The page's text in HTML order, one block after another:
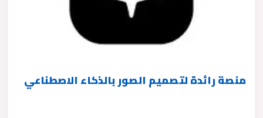
منصة رائدة لتصميم الصور بالذكاء الاصطناعي